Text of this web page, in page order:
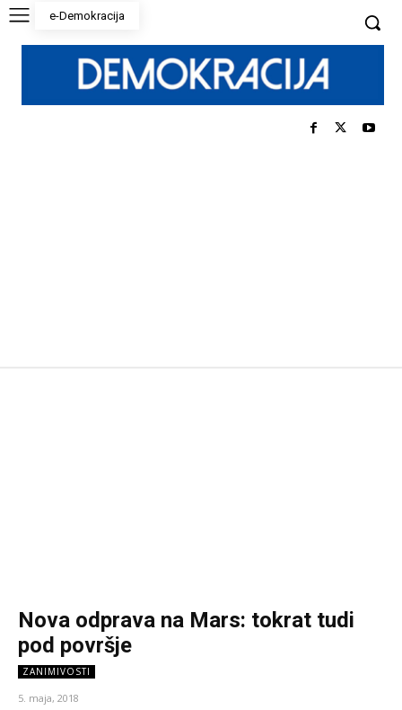
e-Demokracija
Nova odprava na Mars: tokrat tudi
pod površje
ZANIMIVOSTI
5. maja, 2018